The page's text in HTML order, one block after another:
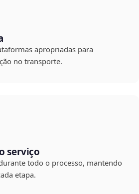
apropriadas para
no transporte.
serviço
todo o processo, mantendo
etapa.